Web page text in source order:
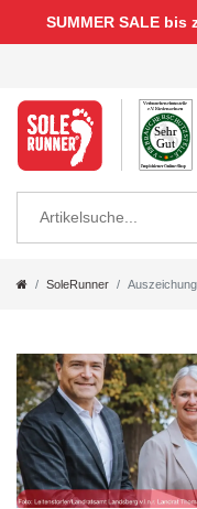
SUMMER SALE bis
SoleRunner